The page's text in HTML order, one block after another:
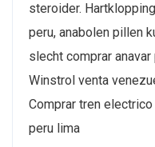
steroider.
peru, anabolen pillen
slecht comprar
Winstrol venta
Comprar tren
peru lima